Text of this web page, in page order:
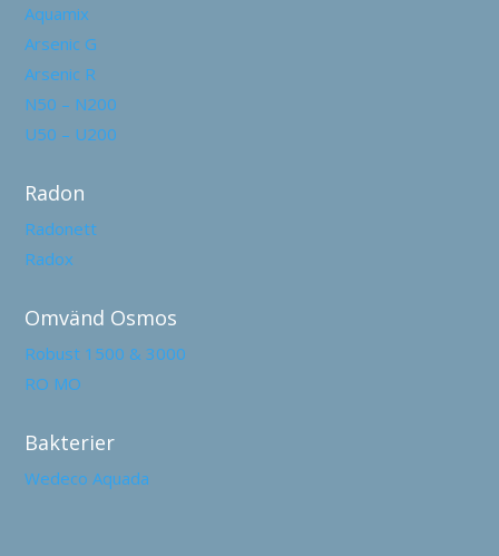
Aquamix
Arsenic G
Arsenic R
N50 – N200
U50 – U200
Radon
Radonett
Radox
Omvänd Osmos
Robust 1500 & 3000
RO MO
Bakterier
Wedeco Aquada